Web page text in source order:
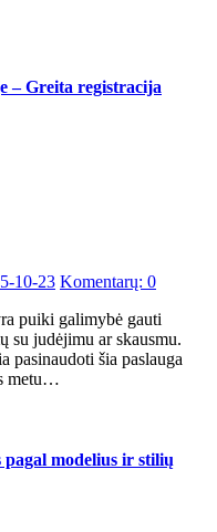
– Greita registracija
10-23 Komentarų: 0
su judėjimu ar skausmu.
šia paslauga
metu…
pagal modelius ir stilių